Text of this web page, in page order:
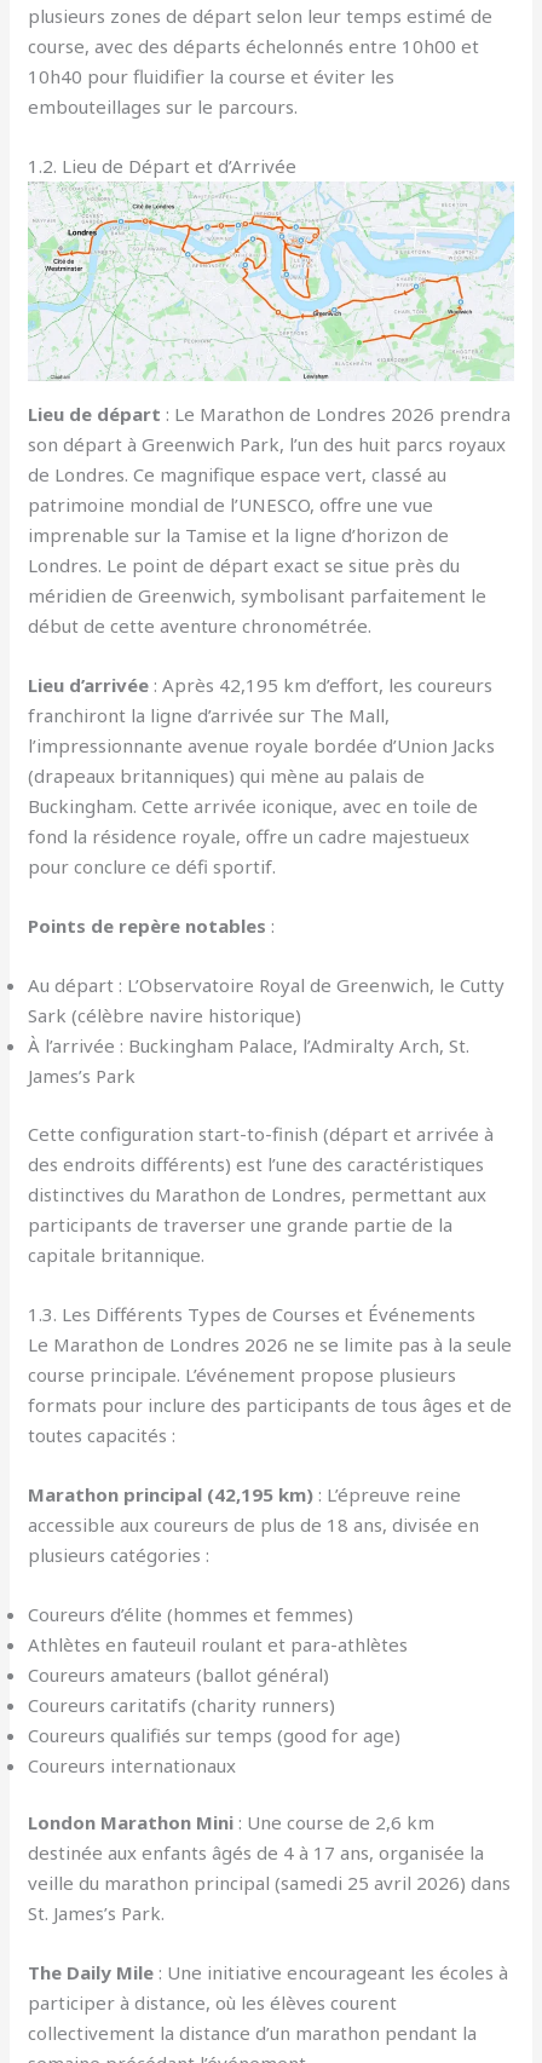
plusieurs zones de départ selon leur temps estimé de
course, avec des départs échelonnés entre 10h00 et
10h40 pour fluidifier la course et éviter les
embouteillages sur le parcours.
1.2. Lieu de Départ et d’Arrivée
Lieu de départ : Le Marathon de Londres 2026 prendra
son départ à Greenwich Park, l’un des huit parcs royaux
de Londres. Ce magnifique espace vert, classé au
patrimoine mondial de l’UNESCO, offre une vue
imprenable sur la Tamise et la ligne d’horizon de
Londres. Le point de départ exact se situe près du
méridien de Greenwich, symbolisant parfaitement le
début de cette aventure chronométrée.
Lieu d’arrivée : Après 42,195 km d’effort, les coureurs
franchiront la ligne d’arrivée sur The Mall,
l’impressionnante avenue royale bordée d’Union Jacks
(drapeaux britanniques) qui mène au palais de
Buckingham. Cette arrivée iconique, avec en toile de
fond la résidence royale, offre un cadre majestueux
pour conclure ce défi sportif.
Points de repère notables :
Au départ : L’Observatoire Royal de Greenwich, le Cutty
Sark (célèbre navire historique)
À l’arrivée : Buckingham Palace, l’Admiralty Arch, St.
James’s Park
Cette configuration start-to-finish (départ et arrivée à
des endroits différents) est l’une des caractéristiques
distinctives du Marathon de Londres, permettant aux
participants de traverser une grande partie de la
capitale britannique.
1.3. Les Différents Types de Courses et Événements
Le Marathon de Londres 2026 ne se limite pas à la seule
course principale. L’événement propose plusieurs
formats pour inclure des participants de tous âges et de
toutes capacités :
Marathon principal (42,195 km) : L’épreuve reine
accessible aux coureurs de plus de 18 ans, divisée en
plusieurs catégories :
Coureurs d’élite (hommes et femmes)
Athlètes en fauteuil roulant et para-athlètes
Coureurs amateurs (ballot général)
Coureurs caritatifs (charity runners)
Coureurs qualifiés sur temps (good for age)
Coureurs internationaux
London Marathon Mini : Une course de 2,6 km
destinée aux enfants âgés de 4 à 17 ans, organisée la
veille du marathon principal (samedi 25 avril 2026) dans
St. James’s Park.
The Daily Mile : Une initiative encourageant les écoles à
participer à distance, où les élèves courent
collectivement la distance d’un marathon pendant la